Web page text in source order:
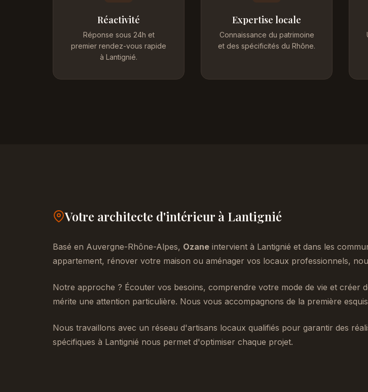
Réactivité
Réponse sous 24h et
premier rendez-vous rapide
à Lantignié.
Expertise locale
Connaissance du patrimoine
et des spécificités du Rhône.
Votre architecte d'intérieur à Lantignié
Basé en Auvergne-Rhône-Alpes, Ozane intervient à Lantignié et dans les
appartement, rénover votre maison ou aménager vos locaux professionnels,
Notre approche ? Écouter vos besoins, comprendre votre mode de vie et créer
mérite une attention particulière. Nous vous accompagnons de la première
Nous travaillons avec un réseau d'artisans locaux qualifiés pour garantir des
spécifiques à Lantignié nous permet d'optimiser chaque projet.